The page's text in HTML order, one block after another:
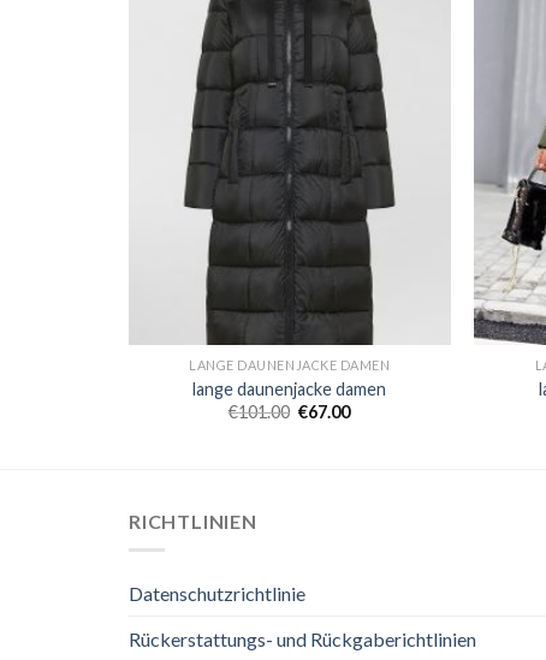
LANGE DAUNENJACKE DAMEN
lange daunenjacke damen
€101.00 €67.00
RICHTLINIEN
Datenschutzrichtlinie
Rückerstattungs- und Rückgaberichtlinien